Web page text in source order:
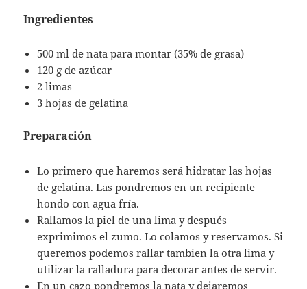
Ingredientes
500 ml de nata para montar (35% de grasa)
120 g de azúcar
2 limas
3 hojas de gelatina
Preparación
Lo primero que haremos será hidratar las hojas
de gelatina. Las pondremos en un recipiente
hondo con agua fría.
Rallamos la piel de una lima y después
exprimimos el zumo. Lo colamos y reservamos. Si
queremos podemos rallar tambien la otra lima y
utilizar la ralladura para decorar antes de servir.
En un cazo pondremos la nata y dejaremos